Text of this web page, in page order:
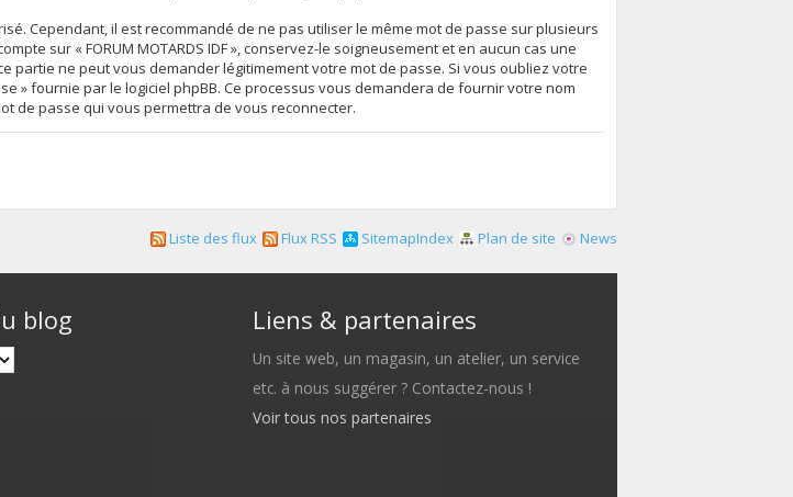
Cependant, il est recommandé de ne pas utiliser le même mot de passe sur plusieurs
sur « FORUM MOTARDS IDF », conservez-le soigneusement et en aucun cas une
partie ne peut vous demander légitimement votre mot de passe. Si vous oubliez votre
» fournie par le logiciel phpBB. Ce processus vous demandera de fournir votre nom
de passe qui vous permettra de vous reconnecter.
News
Plan de site
SitemapIndex
Flux RSS
Liste des flux
blog Liens & partenaires
Un site web, un magasin, un atelier, un service
etc. à nous suggérer ? Contactez-nous !
Voir tous nos partenaires